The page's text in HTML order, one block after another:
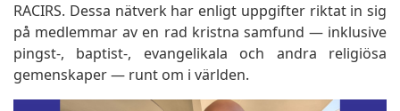
RACIRS. Dessa nätverk har enligt uppgifter riktat in sig
på medlemmar av en rad kristna samfund — inklusive
pingst-, baptist-, evangelikala och andra religiösa
gemenskaper — runt om i världen.